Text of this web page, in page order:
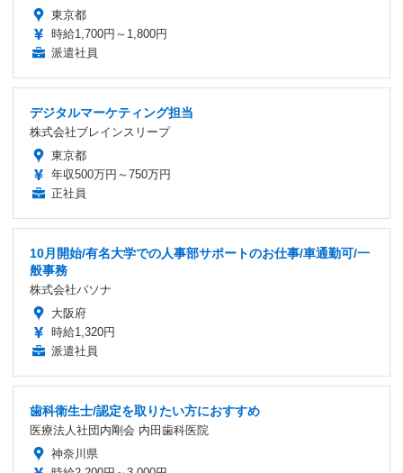
東京都
時給1,700円～1,800円
派遣社員
デジタルマーケティング担当
株式会社ブレインスリープ
東京都
年収500万円～750万円
正社員
10月開始/有名大学での人事部サポートのお仕事/車通勤可/一
般事務
株式会社パソナ
大阪府
時給1,320円
派遣社員
歯科衛生士/認定を取りたい方におすすめ
医療法人社団内剛会 内田歯科医院
神奈川県